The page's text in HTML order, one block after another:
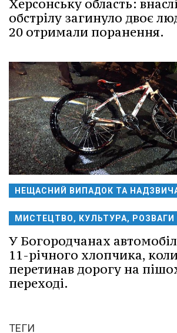
Херсонську область:
обстрілу загинуло двоє
20 отримали поранення.
НЕЩАСНИЙ ВИПАДОК ТА
МИСТЕЦТВО, КУЛЬТУРА, РОЗВАГИ
У Богородчанах
11-річного хлопчика,
перетинав дорогу на
переході.
ТЕГИ